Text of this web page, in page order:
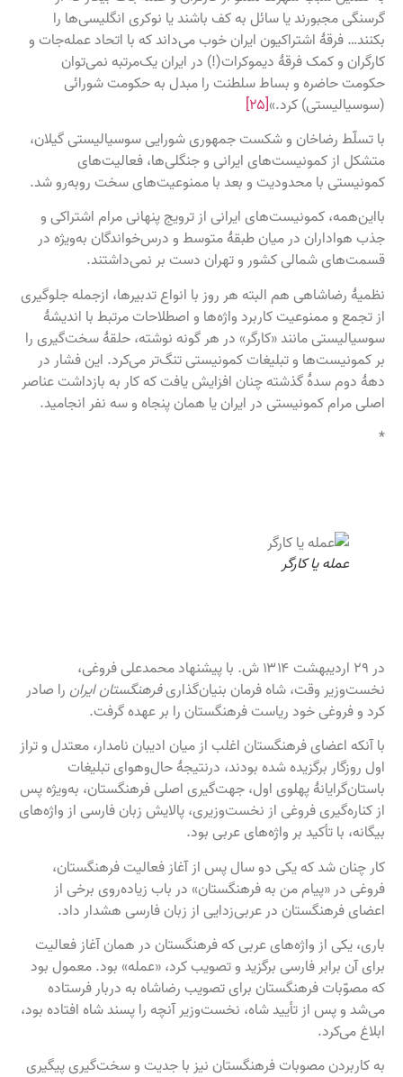
گرسنگی مجبورند یا سائل به کف باشند یا نوکری انگلیسی‌ها را
بکنند… فرقهٔ اشتراکیون ایران خوب می‌داند که با اتحاد عمله‌جات و
کارگران و کمک فرقهٔ دیموکرات(!) در ایران یک‌مرتبه نمی‌توان
حکومت حاضره و بساط سلطنت را مبدل به حکومت شورائی
(سوسیالیستی) کرد.»[۲۵]
با تسلّط رضاخان و شکست جمهوری شورایی سوسیالیستی گیلان،
متشکل از کمونیست‌های ایرانی و جنگلی‌ها، فعالیت‌های
کمونیستی با محدودیت و بعد با ممنوعیت‌های سخت روبه‌رو شد.
بااین‌همه، کمونیست‌های ایرانی از ترویج پنهانی مرام اشتراکی و
جذب هواداران در میان طبقهٔ متوسط و درس‌خواندگان به‌ویژه در
قسمت‌های شمالی کشور و تهران دست بر نمی‌داشتند.
نظمیهٔ رضاشاهی هم البته هر روز با انواع تدبیرها، ازجمله جلوگیری
از تجمع و ممنوعیت کاربرد واژه‌ها و اصطلاحات مرتبط با اندیشهٔ
سوسیالیستی مانند «کارگر» در هر گونه نوشته، حلقهٔ سخت‌گیری را
بر کمونیست‌ها و تبلیغات کمونیستی تنگ‌تر می‌کرد. این فشار در
دههٔ دوم سدهٔ گذشته چنان افزایش یافت که کار به بازداشت عناصر
اصلی مرام کمونیستی در ایران یا همان پنجاه و سه نفر انجامید.
*
عمله یا کارگر
در ۲۹ اردیبهشت ۱۳۱۴ ش. با پیشنهاد محمدعلی فروغی،
نخست‌وزیر وقت، شاه فرمان بنیان‌گذاریفرهنگستان ایران را صادر
کرد و فروغی خود ریاست فرهنگستان را بر عهده گرفت.
با آنکه اعضای فرهنگستان اغلب از میان ادیبان نامدار، معتدل و تراز
اول روزگار برگزیده شده بودند، درنتیجهٔ حال‌وهوای تبلیغات
باستان‌گرایانهٔ پهلوی اول، جهت‌گیری اصلی فرهنگستان، به‌ویژه پس‌
از کناره‌گیری فروغی از نخست‌وزیری، پالایش زبان فارسی از واژه‌های
بیگانه، با تأکید بر واژه‌های عربی بود.
کار چنان شد که یکی دو سال پس ‌از آغاز فعالیت فرهنگستان،
فروغی در «پیام من به فرهنگستان» در باب زیاده‌روی برخی از
اعضای فرهنگستان در عربی‌زدایی از زبان فارسی هشدار داد.
باری، یکی از واژه‌های عربی که فرهنگستان در همان آغاز فعالیت
برای آن برابر فارسی برگزید و تصویب کرد، «عمله» بود. معمول بود
که مصوّبات فرهنگستان برای تصویب رضاشاه به دربار فرستاده
می‌شد و پس ‌از تأیید شاه، نخست‌وزیر آنچه را پسند شاه افتاده بود،
ابلاغ می‌کرد.
به کاربردن مصوبات فرهنگستان نیز با جدیت و سخت‌گیری پیگیری